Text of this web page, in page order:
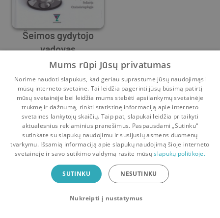
Šeimos gydytojo
vadovas
Algimantas Irnius,Diana Obelienienė ,Edita Gražulevičiūtė
0 2
Pradinis Krepšelis Pokalbiai Pranešimai Paskyra
Bookswap programėlė
Mainykis knygomis dar patogiau!
Uždaryti
Mums rūpi Jūsų privatumas
Norime naudoti slapukus, kad geriau suprastume jūsų naudojimąsi
mūsų interneto svetaine. Tai leidžia pagerinti jūsų būsimą patirtį
mūsų svetainėje bei leidžia mums stebėti apsilankymų svetainėje
trukmę ir dažnumą, rinkti statistinę informaciją apie interneto
svetainės lankytojų skaičių. Taip pat, slapukai leidžia pritaikyti
aktualesnius reklaminius pranešimus. Paspausdami „Sutinku“
sutinkate su slapukų naudojimu ir susijusių asmens duomenų
tvarkymu. Išsamią informaciją apie slapukų naudojimą šioje interneto
svetainėje ir savo sutikimo valdymą rasite mūsųslapukų politikoje.
SUTINKU NESUTINKU
Nukreipti į nustatymus